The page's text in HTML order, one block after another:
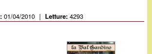
i
01/04/2010 | Letture:4293